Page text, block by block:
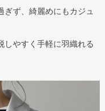
ず、綺麗めにもカジュ
しやすく手軽に羽織れる